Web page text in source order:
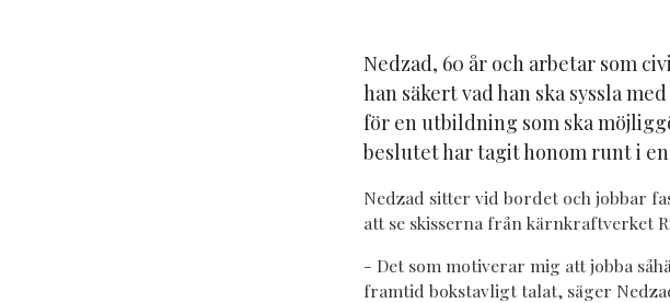
Nedzad, 60 år och arbetar som
han säkert vad han ska syssla
för en utbildning som ska
beslutet har tagit honom runt i
Nedzad sitter vid bordet och jobbar
att se skisserna från kärnkraftverket
- Det som motiverar mig att jobba
framtid bokstavligt talat, säger